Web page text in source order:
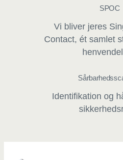
SPOC
Vi bliver jeres
Contact, ét samlet
Identifikation og